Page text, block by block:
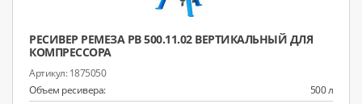
РЕСИВЕР РЕМЕЗА РВ 500.11.02 ВЕРТИКАЛЬНЫЙ ДЛЯ
КОМПРЕССОРА
1875050
Объем ресивера:
500 л